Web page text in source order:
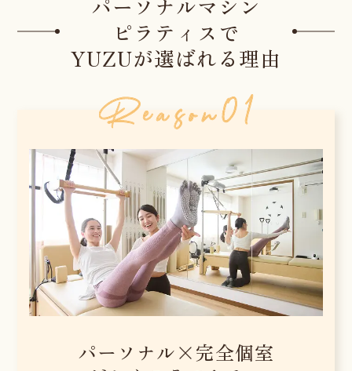
ピラティスで
YUZUが選ばれる理由
パーソナル×完全個室